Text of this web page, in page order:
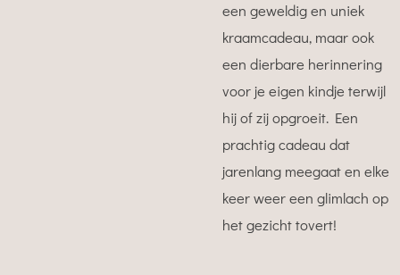
een geweldig en uniek
kraamcadeau, maar ook
een dierbare herinnering
voor je eigen kindje terwijl
hij of zij opgroeit. Een
prachtig cadeau dat
jarenlang meegaat en elke
keer weer een glimlach op
het gezicht tovert!